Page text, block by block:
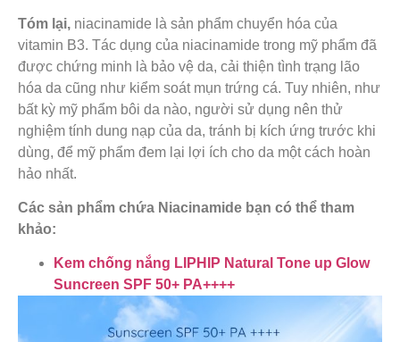
Tóm lại, niacinamide là sản phẩm chuyển hóa của
vitamin B3. Tác dụng của niacinamide trong mỹ phẩm đã
được chứng minh là bảo vệ da, cải thiện tình trạng lão
hóa da cũng như kiểm soát mụn trứng cá. Tuy nhiên, như
bất kỳ mỹ phẩm bôi da nào, người sử dụng nên thử
nghiệm tính dung nạp của da, tránh bị kích ứng trước khi
dùng, để mỹ phẩm đem lại lợi ích cho da một cách hoàn
hảo nhất.
Các sản phẩm chứa Niacinamide bạn có thể tham
khảo:
Kem chống nắng LIPHIP Natural Tone up Glow
Suncreen SPF 50+ PA++++